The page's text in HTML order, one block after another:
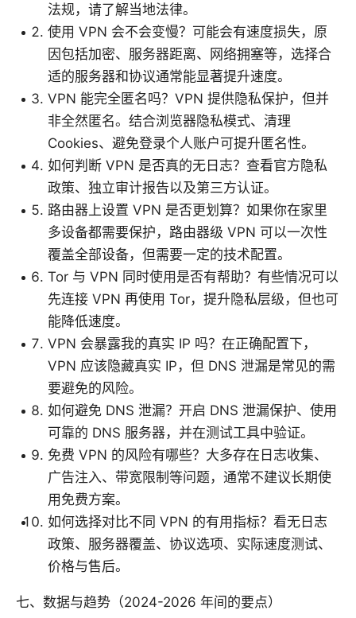
法规，请了解当地法律。
使用 VPN 会不会变慢？可能会有速度损失，原
因包括加密、服务器距离、网络拥塞等，选择合
适的服务器和协议通常能显著提升速度。
VPN 能完全匿名吗？VPN 提供隐私保护，但并
非全然匿名。结合浏览器隐私模式、清理
Cookies、避免登录个人账户可提升匿名性。
如何判断 VPN 是否真的无日志？查看官方隐私
政策、独立审计报告以及第三方认证。
路由器上设置 VPN 是否更划算？如果你在家里
多设备都需要保护，路由器级 VPN 可以一次性
覆盖全部设备，但需要一定的技术配置。
Tor 与 VPN 同时使用是否有帮助？有些情况可以
先连接 VPN 再使用 Tor，提升隐私层级，但也可
能降低速度。
VPN 会暴露我的真实 IP 吗？在正确配置下，
VPN 应该隐藏真实 IP，但 DNS 泄漏是常见的需
要避免的风险。
如何避免 DNS 泄漏？开启 DNS 泄漏保护、使用
可靠的 DNS 服务器，并在测试工具中验证。
免费 VPN 的风险有哪些？大多存在日志收集、
广告注入、带宽限制等问题，通常不建议长期使
用免费方案。
如何选择对比不同 VPN 的有用指标？看无日志
政策、服务器覆盖、协议选项、实际速度测试、
价格与售后。
七、数据与趋势（2024-2026 年间的要点）